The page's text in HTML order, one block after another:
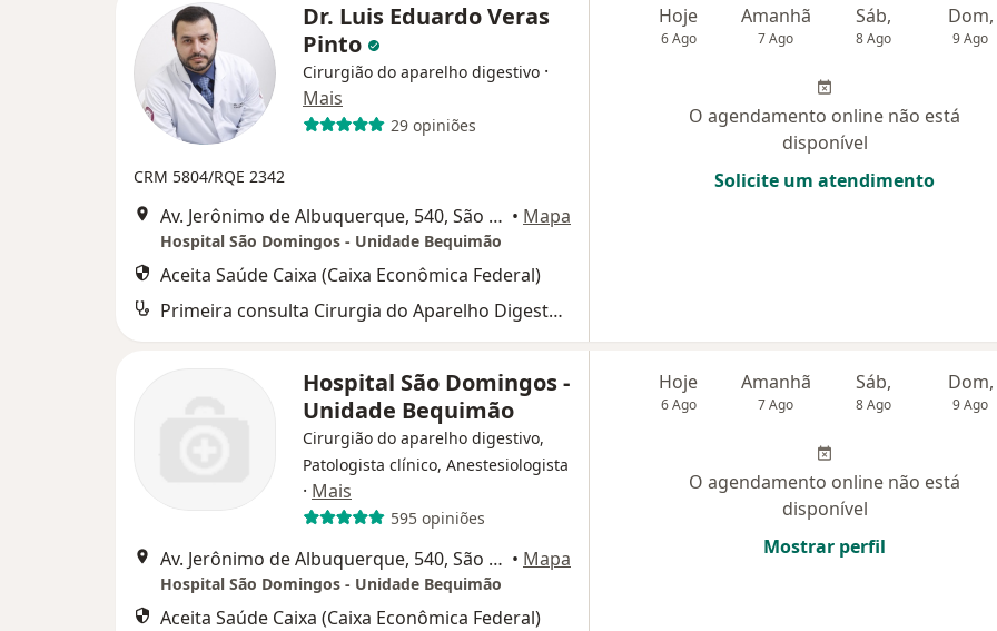
Dr. Luis Eduardo Veras
Pinto
Cirurgião do aparelho digestivo ·
Mais
29 opiniões
CRM 5804/RQE 2342
Av. Jerônimo de Albuquerque, 540, São Luís • Mapa
Hospital São Domingos - Unidade Bequimão
Aceita Saúde Caixa (Caixa Econômica Federal)
Primeira consulta Cirurgia do Aparelho Digestivo
Hoje
6 Ago
Amanhã
7 Ago
Sáb,
8 Ago
Dom,
9 Ago
O agendamento online não está
disponível
Solicite um atendimento
Hospital São Domingos -
Unidade Bequimão
Cirurgião do aparelho digestivo,
Patologista clínico, Anestesiologista
· Mais
595 opiniões
Av. Jerônimo de Albuquerque, 540, São Luís • Mapa
Hospital São Domingos - Unidade Bequimão
Aceita Saúde Caixa (Caixa Econômica Federal)
Hoje
6 Ago
Amanhã
7 Ago
Sáb,
8 Ago
Dom,
9 Ago
O agendamento online não está
disponível
Mostrar perfil